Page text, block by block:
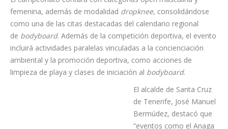
Canarias.
El campeonato contará con categorías open masculina y
femenina, además de modalidaddropknee, consolidándose
como una de las citas destacadas del calendario regional
debodyboard . Además de la competición deportiva, el evento
incluirá actividades paralelas vinculadas a la concienciación
ambiental y la promoción deportiva, como acciones de
limpieza de playa y clases de iniciación albodyboard
El alcalde de Santa Cruz
de Tenerife, José Manuel